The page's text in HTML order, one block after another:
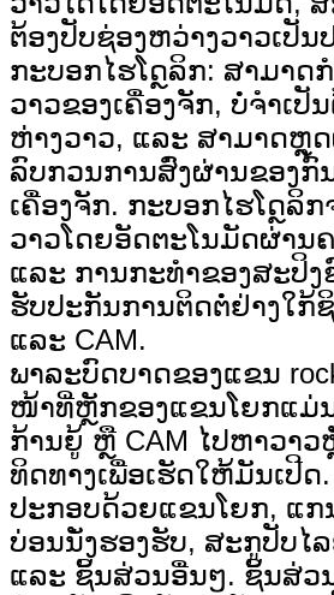
ຕ້ອງປັບຊ່ອງຫວ່າງວາວເປັນ
ກະບອກໄຮໂດຼລິກ: ສາມາດ
ວາວຂອງເຄື່ອງຈັກ, ບໍ່ຈຳເປັ
ຫ່າງວາວ, ແລະ ສາມາດຫຼຸ
ລົບກວນການສົ່ງຜ່ານຂອງກົ
ເຄື່ອງຈັກ. ກະບອກໄຮໂດຼລິ
ວາວໂດຍອັດຕະໂນມັດຜ່ານ
ແລະ ການກະທຳຂອງສະປິງ
ຮັບປະກັນການຕິດຕໍ່ຢ່າງໃກ້
ແລະ CAM.
ພາລະບົດບາດຂອງແຂນ
ໜ້າທີ່ຫຼັກຂອງແຂນໂຍກແມ່
ກ້ານຍູ້ ຫຼື CAM ໄປຫາວາວ
ທິດທາງເພື່ອເຮັດໃຫ້ມັນເປີ
ປະກອບດ້ວຍແຂນໂຍກ, ແກ
ບ່ອນນັ່ງຮອງຮັບ, ສະກູປັບໄ
ແລະ ຊິ້ນສ່ວນອື່ນໆ. ຊິ້ນສ່ວ